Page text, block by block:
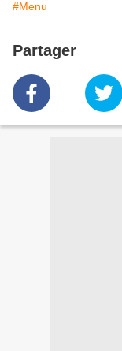
#Menu
Partager